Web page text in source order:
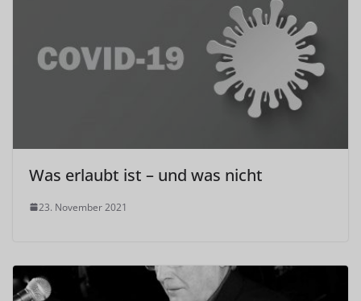
Was erlaubt ist – und was nicht
23. November 2021